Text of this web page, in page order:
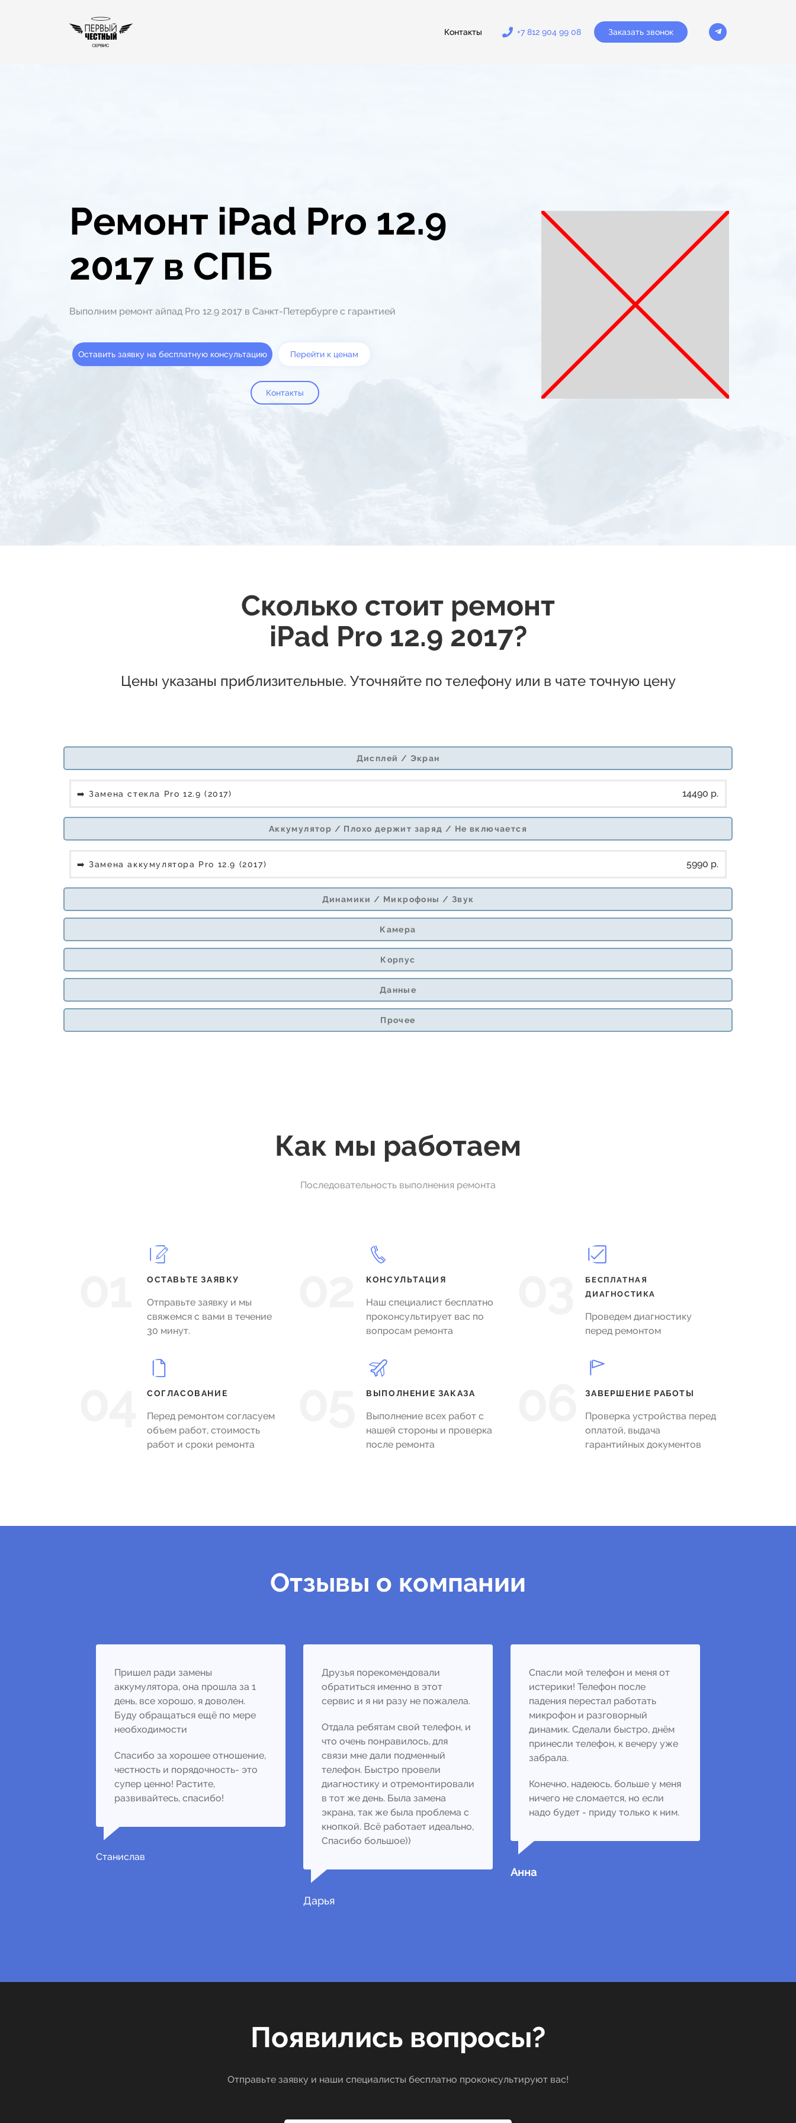
Контакты +7 812 904 99 08 Заказать звонок
Ремонт iPad Pro 12.9
2017 в СПБ
Выполним ремонт айпад Pro 12.9 2017 в Санкт-Петербурге с гарантией
Оставить заявку на бесплатную консультацию Перейти к ценам
Контакты
Сколько стоит ремонт
iPad Pro 12.9 2017?
Цены указаны приблизительные. Уточняйте по телефону или в чате точную цену
Дисплей / Экран
➡️ Замена стекла Pro 12.9 (2017) 14490 р.
Аккумулятор / Плохо держит заряд / Не включается
➡️ Замена аккумулятора Pro 12.9 (2017) 5990 р.
Динамики / Микрофоны / Звук
Камера
Корпус
Данные
Прочее
Как мы работаем
Последовательность выполнения ремонта
ОСТАВЬТЕ ЗАЯВКУ
Отправьте заявку и мы
свяжемся с вами в течение
30 минут.
КОНСУЛЬТАЦИЯ
Наш специалист бесплатно
проконсультирует вас по
вопросам ремонта
БЕСПЛАТНАЯ
ДИАГНОСТИКА
Проведем диагностику
перед ремонтом
СОГЛАСОВАНИЕ
Перед ремонтом согласуем
объем работ, стоимость
работ и сроки ремонта
ВЫПОЛНЕНИЕ ЗАКАЗА
Выполнение всех работ с
нашей стороны и проверка
после ремонта
ЗАВЕРШЕНИЕ РАБОТЫ
Проверка устройства перед
оплатой, выдача
гарантийных документов
Отзывы о компании
Пришел ради замены
аккумулятора, она прошла за 1
день, все хорошо, я доволен.
Буду обращаться ещё по мере
необходимости
Спасибо за хорошее отношение,
честность и порядочность- это
супер ценно! Растите,
развивайтесь, спасибо!
Станислав
Друзья порекомендовали
обратиться именно в этот
сервис и я ни разу не пожалела.
Отдала ребятам свой телефон, и
что очень понравилось, для
связи мне дали подменный
телефон. Быстро провели
диагностику и отремонтировали
в тот же день. Была замена
экрана, так же была проблема с
кнопкой. Всё работает идеально,
Спасибо большое))
Дарья
Спасли мой телефон и меня от
истерики! Телефон после
падения перестал работать
микрофон и разговорный
динамик. Сделали быстро, днём
принесли телефон, к вечеру уже
забрала.
Конечно, надеюсь, больше у меня
ничего не сломается, но если
надо будет - приду только к ним.
Анна
Появились вопросы?
Отправьте заявку и наши специалисты бесплатно проконсультируют вас!